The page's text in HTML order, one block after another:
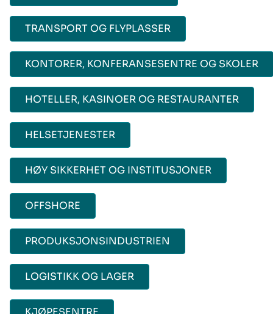
TRANSPORT OG FLYPLASSER
KONTORER, KONFERANSESENTRE OG SKOLER
HOTELLER, KASINOER OG RESTAURANTER
HELSETJENESTER
HØY SIKKERHET OG INSTITUSJONER
OFFSHORE
PRODUKSJONSINDUSTRIEN
LOGISTIKK OG LAGER